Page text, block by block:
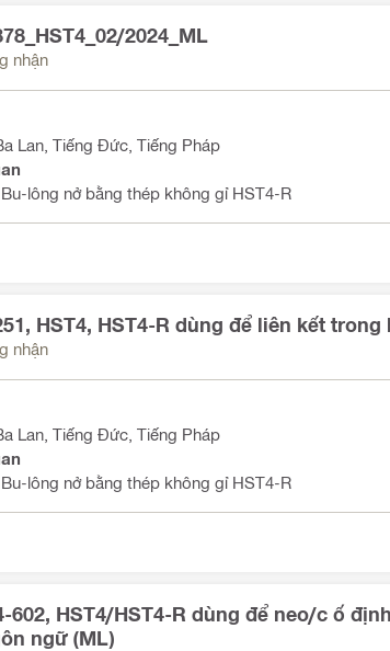
2024_ML
nhận
Lan, Tiếng Đức, Tiếng Pháp
lông nở bằng thép không gỉ HST4-R
HST4, HST4-R dùng để liên kết
nhận
Lan, Tiếng Đức, Tiếng Pháp
lông nở bằng thép không gỉ HST4-R
602, HST4/HST4-R dùng để neo/c ố
ngữ (ML)